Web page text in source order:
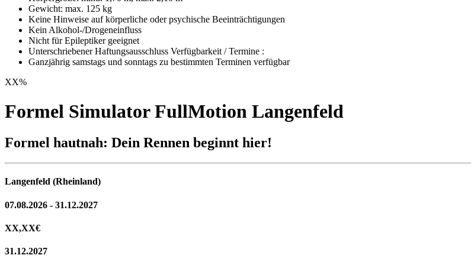
Gewicht: max. 125 kg
Keine Hinweise auf körperliche oder psychische Beeinträchtigungen
Kein Alkohol-/Drogeneinfluss
Nicht für Epileptiker geeignet
Unterschriebener Haftungsausschluss Verfügbarkeit / Termine :
Ganzjährig samstags und sonntags zu bestimmten Terminen verfügbar
XX%
Formel Simulator FullMotion Langenfeld
Formel hautnah: Dein Rennen beginnt hier!
Langenfeld (Rheinland)
07.08.2026 - 31.12.2027
XX,XX€
31.12.2027